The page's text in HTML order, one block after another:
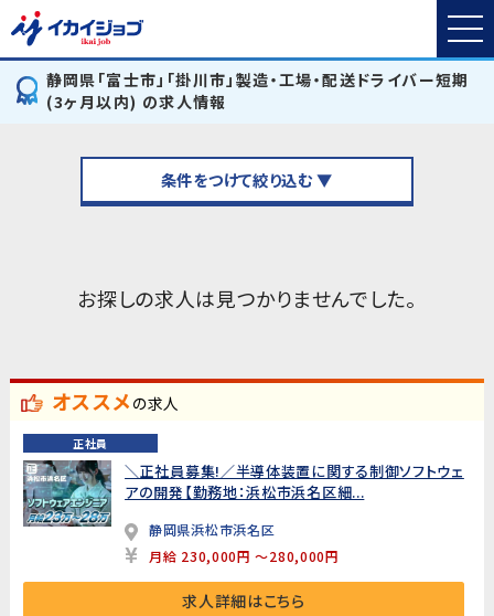
静岡県「富士市」「掛川市」製造・工場・配送ドライバー短期
(3ヶ月以内) の求人情報
条件をつけて絞り込む ▼
お探しの求人は見つかりませんでした。
オススメの求人
正社員
＼正社員募集!／半導体装置に関する制御ソフトウェ
アの開発【勤務地：浜松市浜名区細...
静岡県浜松市浜名区
月給 230,000円 ～280,000円
求人詳細はこちら